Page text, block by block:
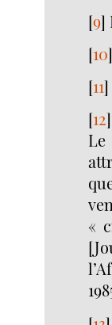
[9]
[10]
[11]
[12]
«